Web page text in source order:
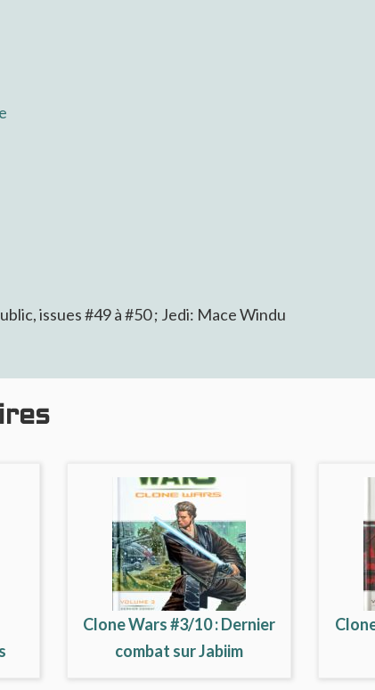
issues #49 à #50 ; Jedi: Mace Windu
Clone Wars #3/10 : Dernier
combat sur Jabiim